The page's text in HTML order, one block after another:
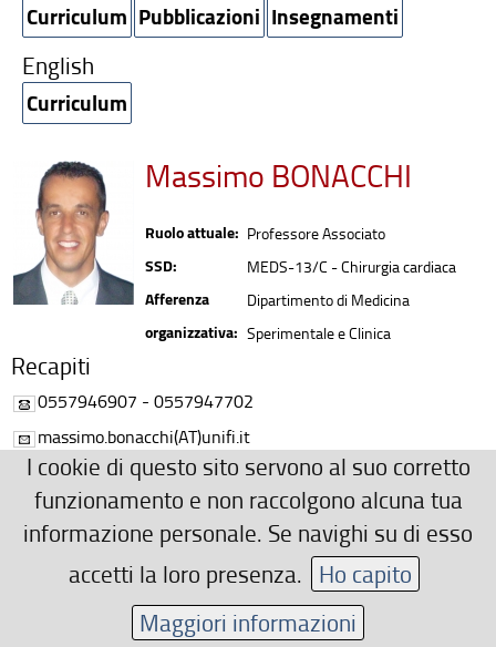
Curriculum Pubblicazioni Insegnamenti
English
Curriculum
Massimo BONACCHI
Ruolo attuale: Professore Associato
SSD: MEDS-13/C - Chirurgia cardiaca
Afferenza
organizzativa:
Dipartimento di Medicina
Sperimentale e Clinica
Recapiti
0557946907 - 0557947702
massimo.bonacchi(AT)unifi.it
Ulteriori Recapiti
3389855782
I cookie di questo sito servono al suo corretto
funzionamento e non raccolgono alcuna tua
informazione personale. Se navighi su di esso
accetti la loro presenza. Ho capito
Maggiori informazioni